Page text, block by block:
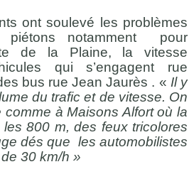
ont soulevé les problèmes
piétons notamment pour
de la Plaine, la vitesse
qui s’engagent rue
bus rue Jean Jaurès . « Il y
du trafic et de vitesse. On
à Maisons Alfort où la
800 m, des feux tricolores
dés que les automobilistes
30 km/h »